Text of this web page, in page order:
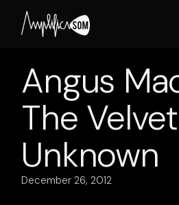
content
Angus
The Velvet
Unknown
December 26, 2012